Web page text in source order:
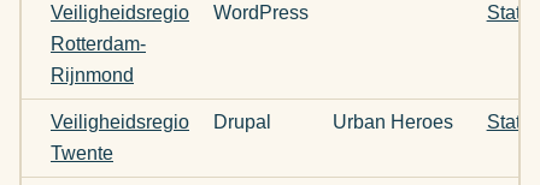
Veiligheidsregio
Rotterdam-
Rijnmond
WordPress
Veiligheidsregio
Twente
Drupal Urban Heroes